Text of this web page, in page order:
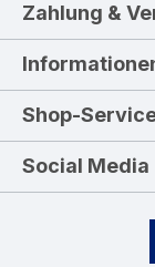
Zahlung &
Shop-
Social Media